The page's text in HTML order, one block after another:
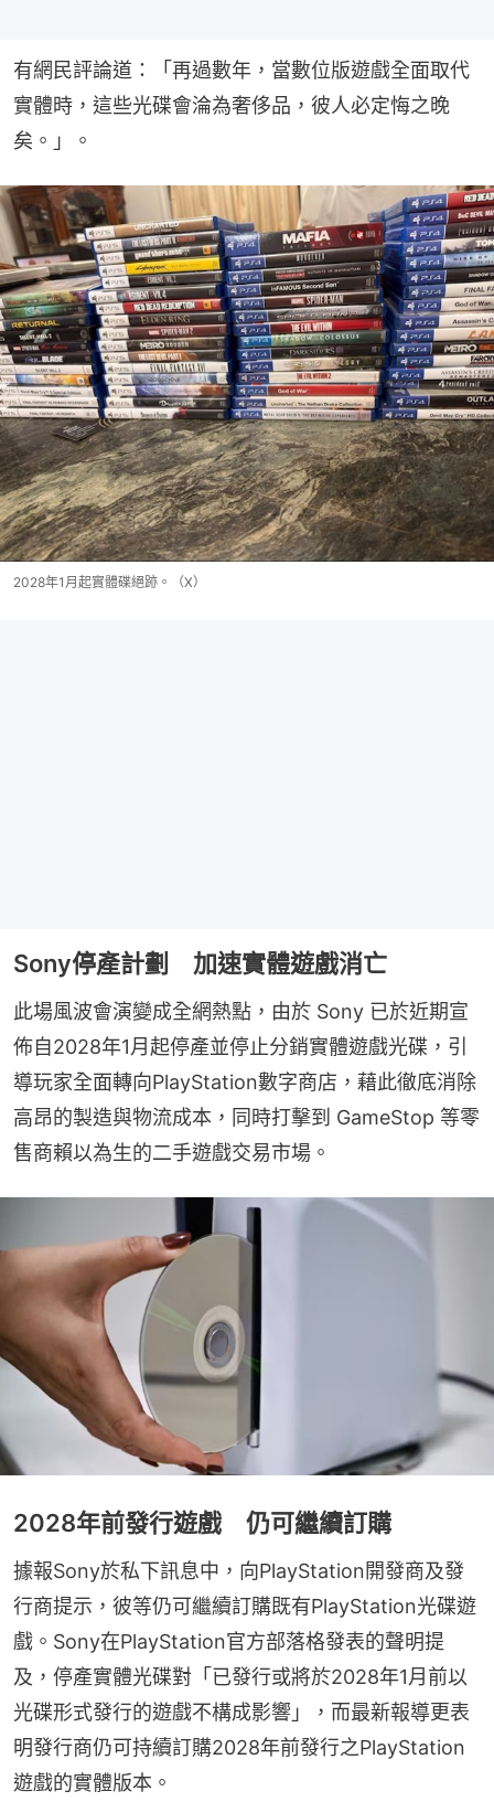
有網民評論道：「再過數年，當數位版遊戲全面取代
實體時，這些光碟會淪為奢侈品，彼人必定悔之晚
矣。」。
2028年1月起實體碟絕跡。（X）
Sony停產計劃 加速實體遊戲消亡
此場風波會演變成全網熱點，由於 Sony 已於近期宣
佈自2028年1月起停產並停止分銷實體遊戲光碟，引
導玩家全面轉向PlayStation數字商店，藉此徹底消除
高昂的製造與物流成本，同時打擊到 GameStop 等零
售商賴以為生的二手遊戲交易市場。
2028年前發行遊戲 仍可繼續訂購
據報Sony於私下訊息中，向PlayStation開發商及發
行商提示，彼等仍可繼續訂購既有PlayStation光碟遊
戲。Sony在PlayStation官方部落格發表的聲明提
及，停產實體光碟對「已發行或將於2028年1月前以
光碟形式發行的遊戲不構成影響」，而最新報導更表
明發行商仍可持續訂購2028年前發行之PlayStation
遊戲的實體版本。